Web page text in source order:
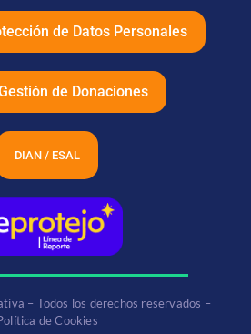
de Datos Personales
de Donaciones
DIAN / ESAL
– Todos los derechos reservados –
de Cookies